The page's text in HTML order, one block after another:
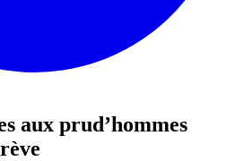
aux prud’hommes